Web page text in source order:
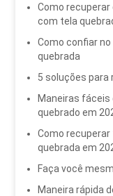
Como
com tela
Como confiar
quebrada
5 soluções para
Maneiras
quebrado em
Como
quebrada em
Faça você
Maneira rápida